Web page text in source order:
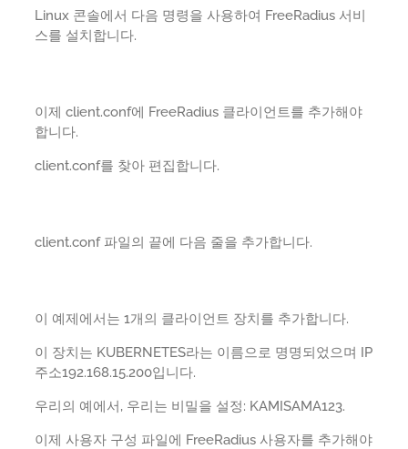
Linux 콘솔에서 다음 명령을 사용하여 FreeRadius 서비
스를 설치합니다.
이제 client.conf에 FreeRadius 클라이언트를 추가해야
합니다.
client.conf를 찾아 편집합니다.
client.conf 파일의 끝에 다음 줄을 추가합니다.
이 예제에서는 1개의 클라이언트 장치를 추가합니다.
이 장치는 KUBERNETES라는 이름으로 명명되었으며 IP
주소192.168.15.200입니다.
우리의 예에서, 우리는 비밀을 설정: KAMISAMA123.
이제 사용자 구성 파일에 FreeRadius 사용자를 추가해야